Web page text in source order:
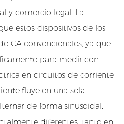
y comercio legal. La
estos dispositivos de los
CA convencionales, ya que
para medir con
en circuitos de corriente
fluye en una sola
de forma sinusoidal.
diferentes, tanto en